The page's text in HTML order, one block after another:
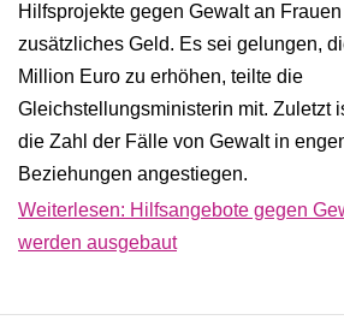
Hilfsprojekte gegen Gewalt an
zusätzliches Geld. Es sei gelungen,
Million Euro zu erhöhen, teilte die
Gleichstellungsministerin mit. Zuletzt
die Zahl der Fälle von Gewalt in
Beziehungen angestiegen.
Weiterlesen: Hilfsangebote gegen
werden ausgebaut